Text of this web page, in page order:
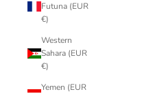
Futuna (EUR
€)
Western
Sahara (EUR
€)
Yemen (EUR